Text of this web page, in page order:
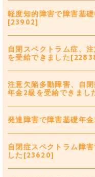
軽度知的障害で障害基
[23902]
自閉スペクトラム症、
を受給できました
注意欠陥多動障害、自
年金2級を受給できま
発達障害で障害基礎年
自閉症スペクトラム障
した[23620]